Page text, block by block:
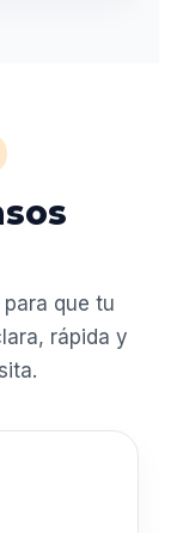
que tu
rápida y